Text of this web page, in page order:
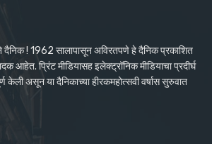
दैनिक ! 1962 सालापासून अविरतपणे हे दैनिक प्रकाशित
प्रिंट मीडियासह इलेक्ट्रॉनिक मीडियाचा प्रदीर्घ
असून या दैनिकाच्या हीरकमहोत्सवी वर्षास सुरुवात